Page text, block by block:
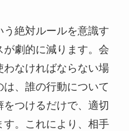
絶対ルールを意識す
劇的に減ります。会
なければならない場
、誰の行動について
つけるだけで、適切
。これにより、相手